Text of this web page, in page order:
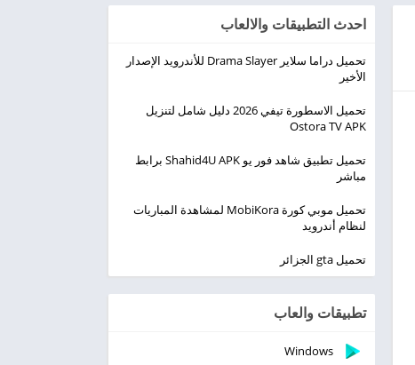
احدث التطبيقات والالعاب
تحميل دراما سلاير Drama Slayer للأندرويد الإصدار
الأخير
تحميل الاسطورة تيفي 2026 دليل شامل لتنزيل
Ostora TV APK
تحميل تطبيق شاهد فور يو Shahid4U APK برابط
مباشر
تحميل موبي كورة MobiKora لمشاهدة المباريات
لنظام أندرويد
تحميل gta الجزائر
تطبيقات والعاب
Windows